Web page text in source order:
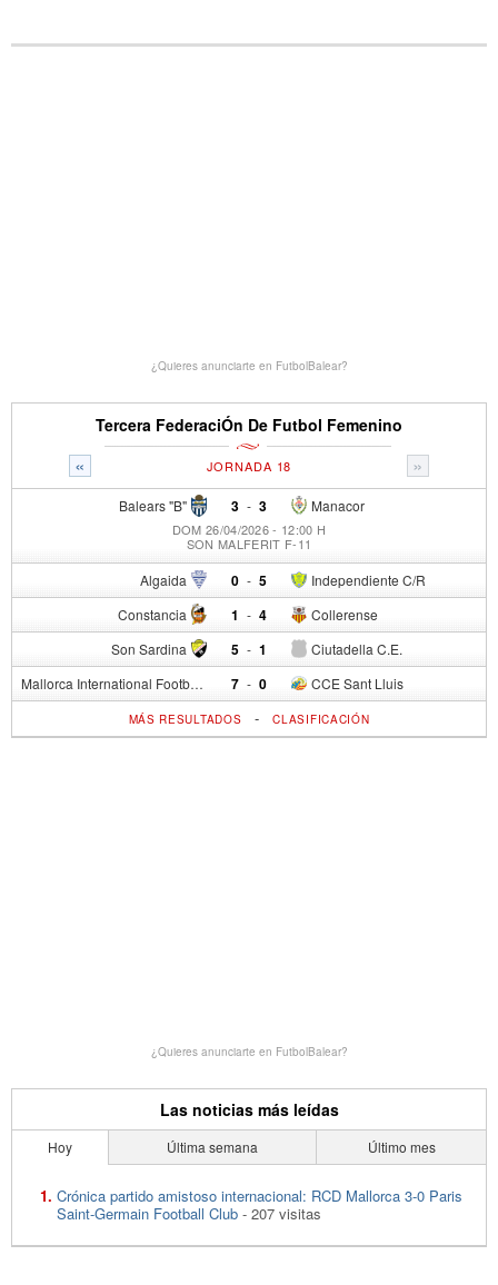
¿Quieres anunciarte en FutbolBalear?
Tercera FederaciÓn De Futbol Femenino
« »
JORNADA 18
Balears "B" 3 - Manacor
3
DOM 26/04/2026 - 12:00 H
SON MALFERIT F-11
Algaida 0 - Independiente C/R
5
Constancia 1 - Collerense
4
Son Sardina 5 - Ciutadella C.E.
1
Mallorca International Football Club del S.p. 7 - CCE Sant Lluis
0
MÁS RESULTADOS -CLASIFICACIÓN
¿Quieres anunciarte en FutbolBalear?
Las noticias más leídas
Hoy Última semana Último mes
Crónica partido amistoso internacional: RCD Mallorca 3-0 Paris
Saint-Germain Football Club - 207 visitas